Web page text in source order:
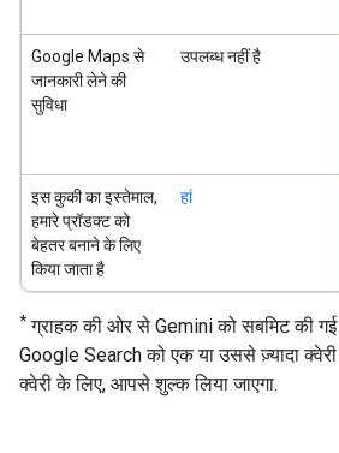
Google Maps से
जानकारी लेने की
सुविधा
उपलब्ध नहीं है
इस कुकी का इस्तेमाल,
हमारे प्रॉडक्ट को
बेहतर बनाने के लिए
किया जाता है
हां
* ग्राहक की ओर से Gemini को सबमिट की
Google Search को एक या उससे ज़्यादा
क्वेरी के लिए, आपसे शुल्क लिया जाएगा.